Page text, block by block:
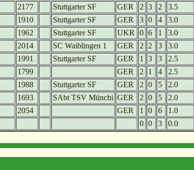
2177 Stuttgarter SF GER 2 3 2 3.5
1910 Stuttgarter SF GER 3 0 4 3.0
1962 Stuttgarter SF UKR 0 6 1 3.0
2014 SC Waiblingen 1 GER 2 2 3 3.0
1991 Stuttgarter SF GER 1 3 3 2.5
1799 GER 2 1 4 2.5
1988 Stuttgarter SF GER 2 0 5 2.0
1693 SAbt TSV Münchi GER 2 0 5 2.0
2054 GER 1 0 6 1.0
0 0 3 0.0